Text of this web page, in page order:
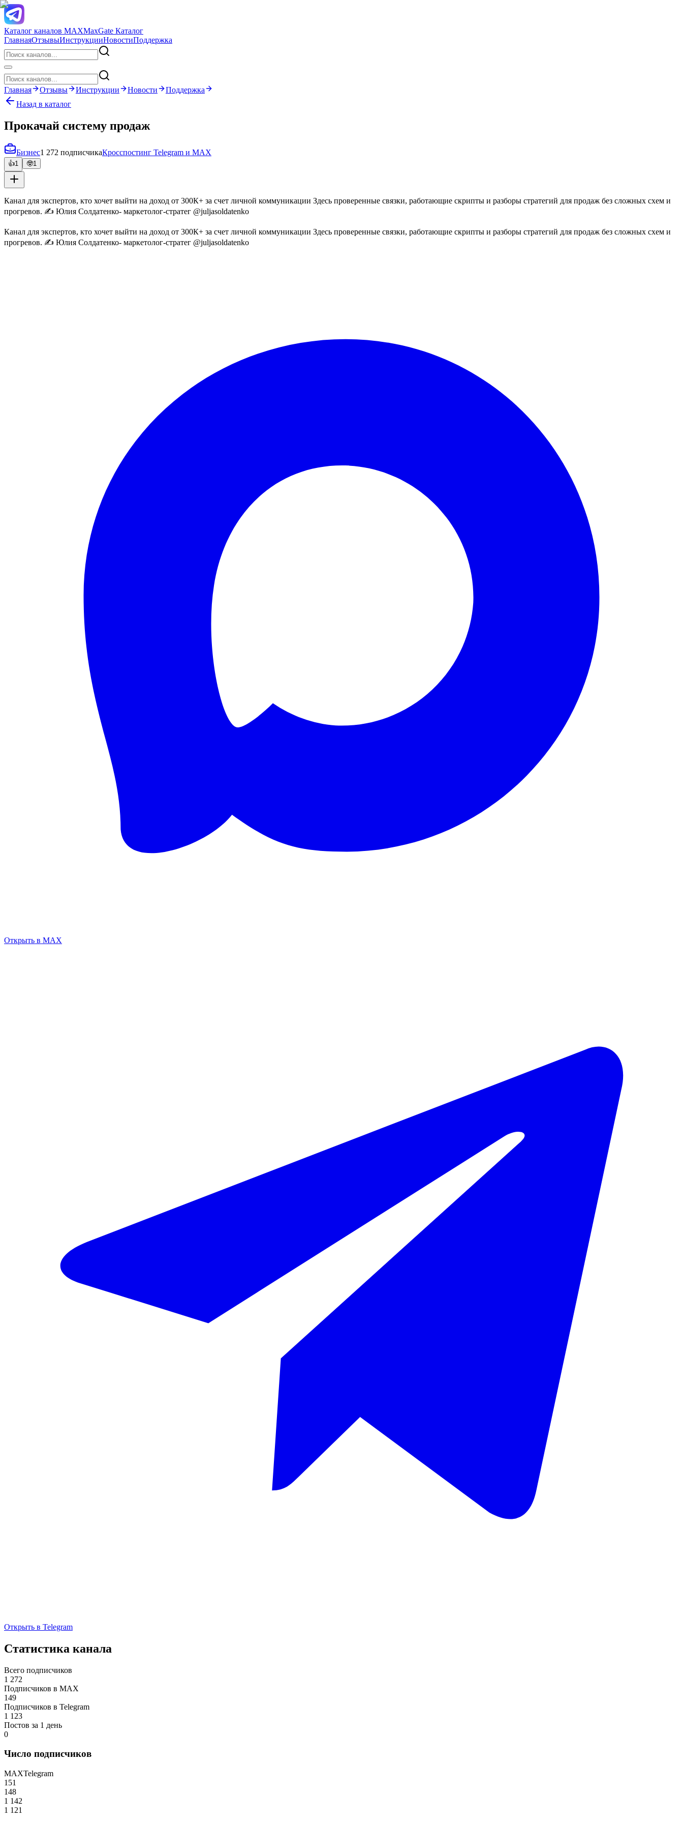
Каталог каналов MAXMaxGate Каталог
ГлавнаяОтзывыИнструкцииНовостиПоддержка
Главная Отзывы Инструкции Новости
Поддержка
Назад в каталог
Прокачай систему продаж
Бизнес1 272 подписчикаКросспостинг Telegram и MAX
👍1 🤓1
Канал для экспертов, кто хочет выйти на доход от 300К+ за счет личной коммуникации Здесь проверенные связки, работающие скрипты и разборы стратегий для продаж без сложных схем и
прогревов. ✍️ Юлия Солдатенко- маркетолог-стратег @juljasoldatenko
Канал для экспертов, кто хочет выйти на доход от 300К+ за счет личной коммуникации Здесь проверенные связки, работающие скрипты и разборы стратегий для продаж без сложных схем и
прогревов. ✍️ Юлия Солдатенко- маркетолог-стратег @juljasoldatenko
Открыть в MAX
Открыть в Telegram
Статистика канала
Всего подписчиков
1 272
Подписчиков в MAX
149
Подписчиков в Telegram
1 123
Постов за 1 день
0
Число подписчиков
MAXTelegram
151
148
1 142
1 121